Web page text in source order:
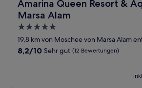
Amarina Queen Resort &
Marsa Alam
Amarina Queen Resort & Aqua Park
5.0-
Sterne-
Unterkunft
19,8 km von Moschee von Marsa Alam
8.2
8,2/10 Sehr gut (12 Bewertungen)